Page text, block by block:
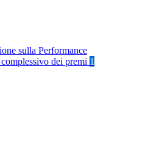
sulla Performance
dei premi 1